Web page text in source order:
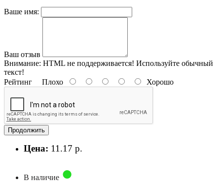
Ваше имя:
Ваш отзыв
Внимание: HTML не поддерживается! Используйте обычный
текст!
Рейтинг Плохо Хорошо
Продолжить
Цена: 11.17 р.
В наличие